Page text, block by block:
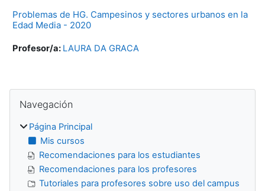
Problemas de HG. Campesinos y sectores urbanos en la
Edad Media - 2020
Profesor/a: LAURA DA GRACA
Bloques
Navegación
Página Principal
Mis cursos
Recomendaciones para los estudiantes
Recomendaciones para los profesores
Tutoriales para profesores sobre uso del campus